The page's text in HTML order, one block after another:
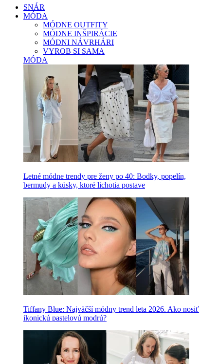
SNÁR
MÓDA
MÓDNE OUTFITY
MÓDNE INŠPIRÁCIE
MÓDNI NÁVRHÁRI
VYROB SI SAMA
MÓDA
Letné módne trendy pre ženy po 40: Bodky, popelín,
bermudy a kúsky, ktoré lichotia postave
Tiffany Blue: Najväčší módny trend leta 2026. Ako nosiť
ikonickú pastelovú modrú?